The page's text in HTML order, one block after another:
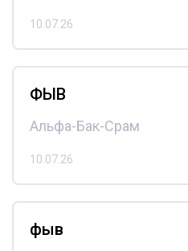
10.07.26
ФЫВ
Альфа-Бак-Срам
10.07.26
фыв